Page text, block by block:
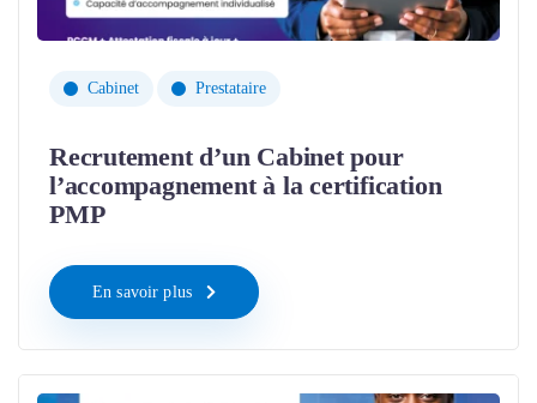
Cabinet Prestataire
Recrutement d’un Cabinet pour
l’accompagnement à la certification
PMP
En savoir plus